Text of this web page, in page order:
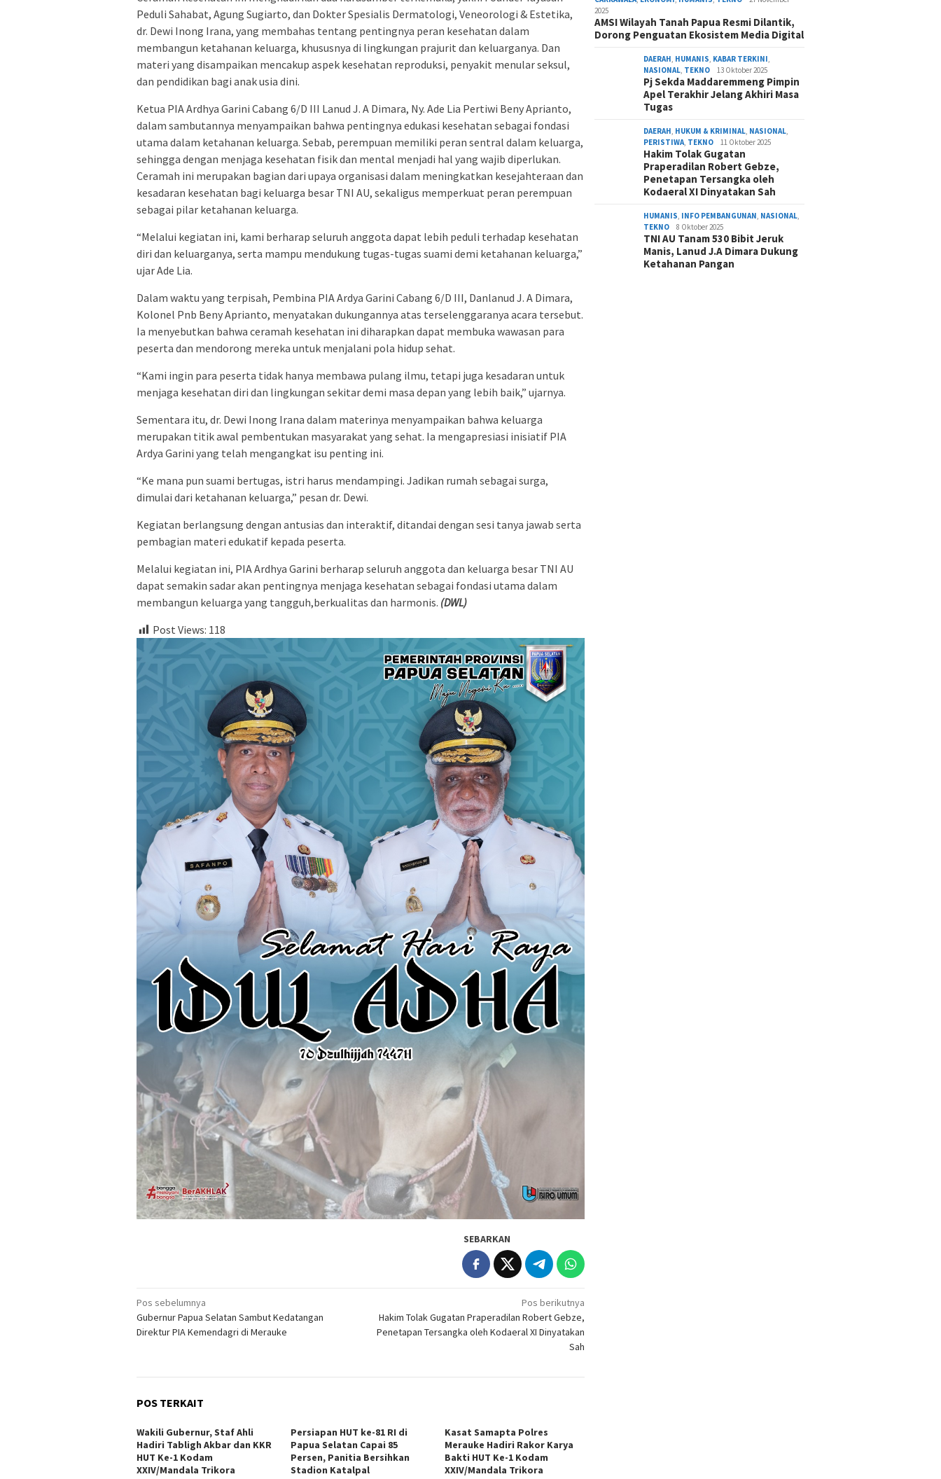
Peduli Sahabat, Agung Sugiarto, dan Dokter Spesialis Dermatologi, Veneorologi & Estetika,
dr. Dewi Inong Irana, yang membahas tentang pentingnya peran kesehatan dalam
membangun ketahanan keluarga, khususnya di lingkungan prajurit dan keluarganya. Dan
materi yang disampaikan mencakup aspek kesehatan reproduksi, penyakit menular seksul,
dan pendidikan bagi anak usia dini.
Ketua PIA Ardhya Garini Cabang 6/D III Lanud J. A Dimara, Ny. Ade Lia Pertiwi Beny Aprianto,
dalam sambutannya menyampaikan bahwa pentingnya edukasi kesehatan sebagai fondasi
utama dalam ketahanan keluarga. Sebab, perempuan memiliki peran sentral dalam keluarga,
sehingga dengan menjaga kesehatan fisik dan mental menjadi hal yang wajib diperlukan.
Ceramah ini merupakan bagian dari upaya organisasi dalam meningkatkan kesejahteraan dan
kesadaran kesehatan bagi keluarga besar TNI AU, sekaligus memperkuat peran perempuan
sebagai pilar ketahanan keluarga.
“Melalui kegiatan ini, kami berharap seluruh anggota dapat lebih peduli terhadap kesehatan
diri dan keluarganya, serta mampu mendukung tugas-tugas suami demi ketahanan keluarga,”
ujar Ade Lia.
Dalam waktu yang terpisah, Pembina PIA Ardya Garini Cabang 6/D III, Danlanud J. A Dimara,
Kolonel Pnb Beny Aprianto, menyatakan dukungannya atas terselenggaranya acara tersebut.
Ia menyebutkan bahwa ceramah kesehatan ini diharapkan dapat membuka wawasan para
peserta dan mendorong mereka untuk menjalani pola hidup sehat.
“Kami ingin para peserta tidak hanya membawa pulang ilmu, tetapi juga kesadaran untuk
menjaga kesehatan diri dan lingkungan sekitar demi masa depan yang lebih baik,” ujarnya.
Sementara itu, dr. Dewi Inong Irana dalam materinya menyampaikan bahwa keluarga
merupakan titik awal pembentukan masyarakat yang sehat. Ia mengapresiasi inisiatif PIA
Ardya Garini yang telah mengangkat isu penting ini.
“Ke mana pun suami bertugas, istri harus mendampingi. Jadikan rumah sebagai surga,
dimulai dari ketahanan keluarga,” pesan dr. Dewi.
Kegiatan berlangsung dengan antusias dan interaktif, ditandai dengan sesi tanya jawab serta
pembagian materi edukatif kepada peserta.
Melalui kegiatan ini, PIA Ardhya Garini berharap seluruh anggota dan keluarga besar TNI AU
dapat semakin sadar akan pentingnya menjaga kesehatan sebagai fondasi utama dalam
membangun keluarga yang tangguh,berkualitas dan harmonis. (DWL)
Post Views: 118
SEBARKAN
Navigasi
pos
Pos sebelumnya
Gubernur Papua Selatan Sambut Kedatangan
Direktur PIA Kemendagri di Merauke
Pos berikutnya
Hakim Tolak Gugatan Praperadilan Robert Gebze,
Penetapan Tersangka oleh Kodaeral XI Dinyatakan
Sah
POS TERKAIT
Wakili Gubernur, Staf Ahli
Hadiri Tabligh Akbar dan KKR
HUT Ke-1 Kodam
XXIV/Mandala Trikora
Persiapan HUT ke-81 RI di
Papua Selatan Capai 85
Persen, Panitia Bersihkan
Stadion Katalpal
Kasat Samapta Polres
Merauke Hadiri Rakor Karya
Bakti HUT Ke-1 Kodam
XXIV/Mandala Trikora
2025
AMSI Wilayah Tanah Papua Resmi Dilantik,
Dorong Penguatan Ekosistem Media Digital
DAERAH, HUMANIS, KABAR TERKINI,
NASIONAL, TEKNO 13 Oktober 2025
Pj Sekda Maddaremmeng Pimpin
Apel Terakhir Jelang Akhiri Masa
Tugas
DAERAH, HUKUM & KRIMINAL, NASIONAL,
PERISTIWA, TEKNO 11 Oktober 2025
Hakim Tolak Gugatan
Praperadilan Robert Gebze,
Penetapan Tersangka oleh
Kodaeral XI Dinyatakan Sah
HUMANIS, INFO PEMBANGUNAN, NASIONAL,
TEKNO
8 Oktober 2025
TNI AU Tanam 530 Bibit Jeruk
Manis, Lanud J.A Dimara Dukung
Ketahanan Pangan